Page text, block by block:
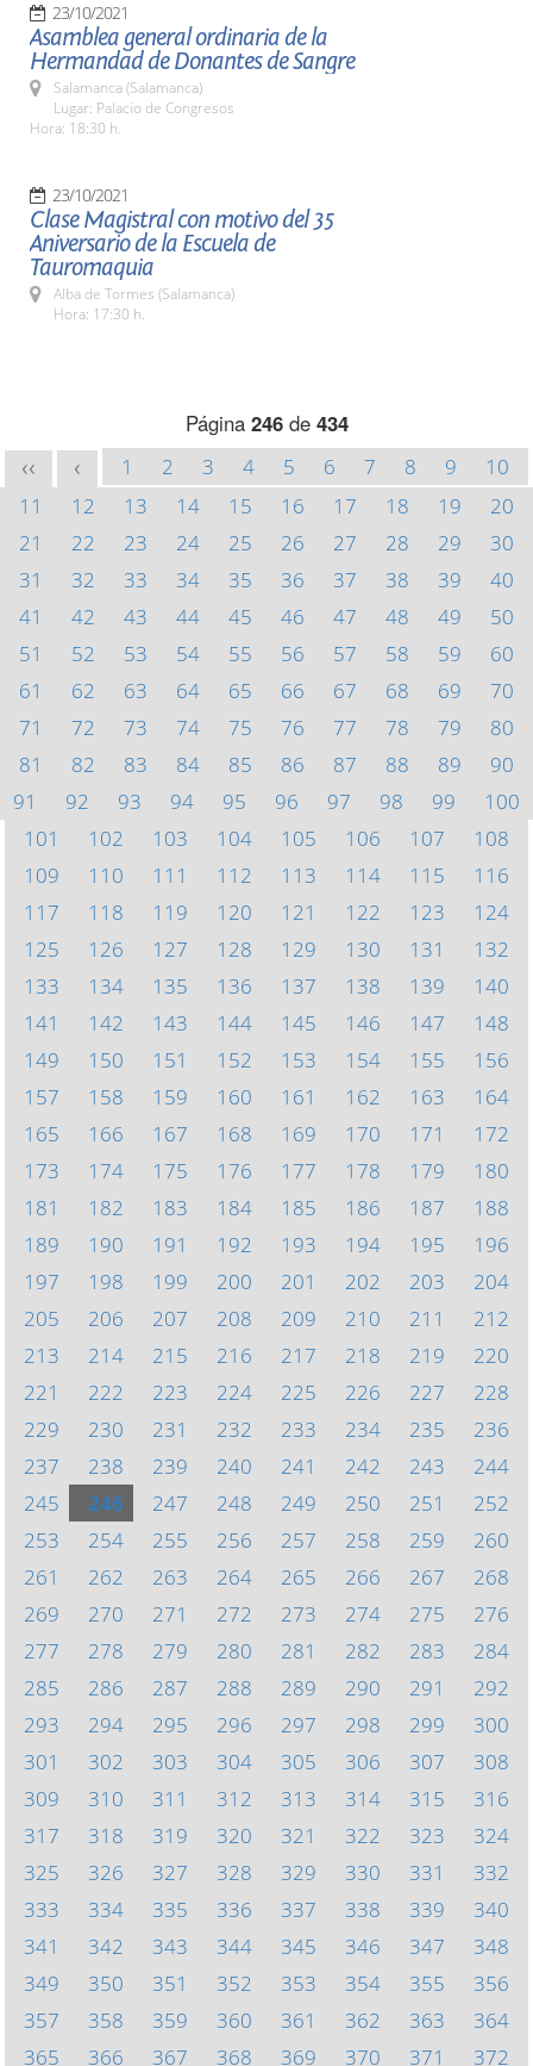
23/10/2021
Asamblea general ordinaria de la
Hermandad de Donantes de Sangre
Salamanca (Salamanca)
Lugar: Palacio de Congresos
Hora: 18:30 h.
23/10/2021
Clase Magistral con motivo del 35
Aniversario de la Escuela de
Tauromaquia
Alba de Tormes (Salamanca)
Hora: 17:30 h.
Página 246de 434
<< < 1 2 3 4 5 6 7 8 9
10
11
12 13 14 15 16 17 18 19
20
21
22 23 24 25 26 27 28 29
30
31
32 33 34 35 36 37 38 39
40
41
42 43 44 45 46 47 48 49
50
51
52 53 54 55 56 57 58 59
60
61
62 63 64 65 66 67 68 69
70
71
72 73 74 75 76 77 78 79
80
81
82 83 84 85 86 87 88 89
90
91
92 93 94 95 96 97 98 99
100
101
102 103 104 105 106 107
108
109
110 111 112 113 114 115
116
117
118 119 120 121 122 123
124
125
126 127 128 129 130 131
132
133
134 135 136 137 138 139
140
141
142 143 144 145 146 147
148
149
150 151 152 153 154 155
156
157
158 159 160 161 162 163
164
165
166 167 168 169 170 171
172
173
174 175 176 177 178 179
180
181
182 183 184 185 186 187
188
189
190 191 192 193 194 195
196
197
198 199 200 201 202 203
204
205
206 207 208 209 210 211
212
213
214 215 216 217 218 219
220
221
222 223 224 225 226 227
228
229
230 231 232 233 234 235
236
237
238 239 240 241 242 243
244
245
246 247 248 249 250 251
252
253
254 255 256 257 258 259
260
261
262 263 264 265 266 267
268
269
270 271 272 273 274 275
276
277
278 279 280 281 282 283
284
285
286 287 288 289 290 291
292
293
294 295 296 297 298 299
300
301
302 303 304 305 306 307
308
309
310 311 312 313 314 315
316
317
318 319 320 321 322 323
324
325
326 327 328 329 330 331
332
333
334 335 336 337 338 339
340
341
342 343 344 345 346 347
348
349
350 351 352 353 354 355
356
357
358 359 360 361 362 363
364
365
366 367 368 369 370 371 372